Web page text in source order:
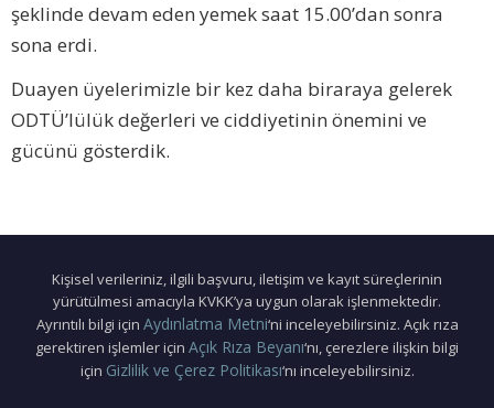
şeklinde devam eden yemek saat 15.00’dan sonra
sona erdi.
Duayen üyelerimizle bir kez daha biraraya gelerek
ODTÜ’lülük değerleri ve ciddiyetinin önemini ve
gücünü gösterdik.
Kişisel verileriniz, ilgili başvuru, iletişim ve kayıt süreçlerinin
yürütülmesi amacıyla KVKK’ya uygun olarak işlenmektedir.
Ayrıntılı bilgi için Aydınlatma Metni‘ni inceleyebilirsiniz. Açık rıza
gerektiren işlemler için Açık Rıza Beyanı‘nı, çerezlere ilişkin bilgi
için Gizlilik ve Çerez Politikası‘nı inceleyebilirsiniz.